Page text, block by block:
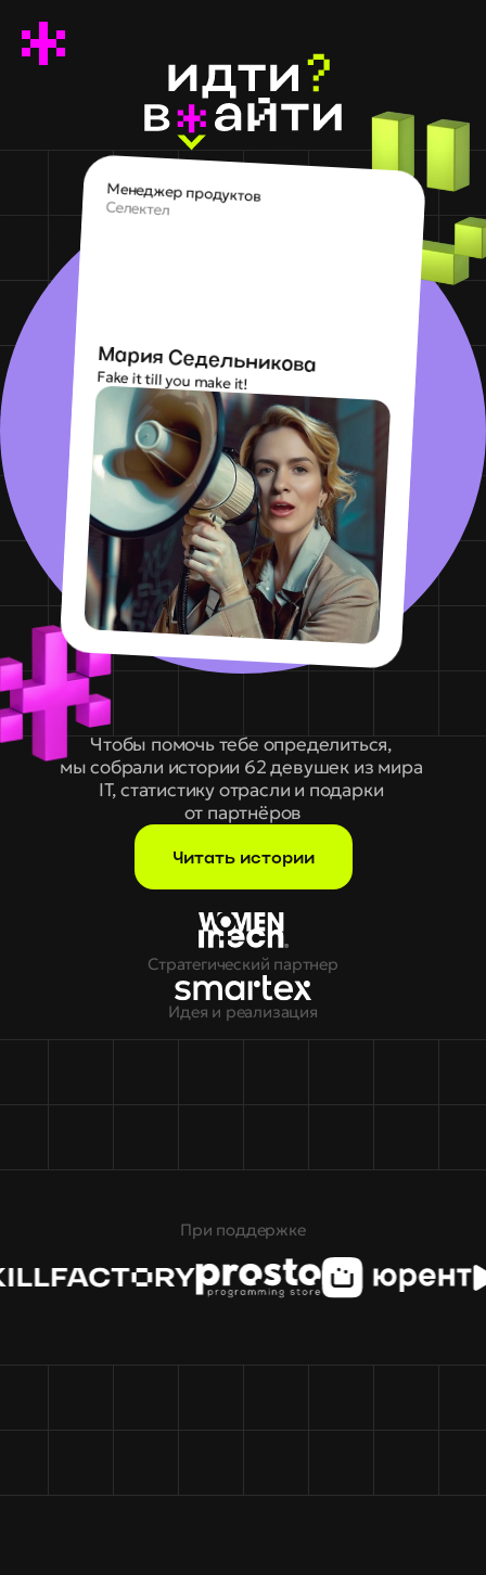
Чтобы помочь тебе определиться,
мы собрали истории 62 девушек из мира
IT, статистику отрасли и подарки
от партнёров
Читать истории
Менеджер продуктов
Селектел
Мария Седельникова
Fake it till you make it!
Стратегический партнер
Идея и реализация
При поддержке